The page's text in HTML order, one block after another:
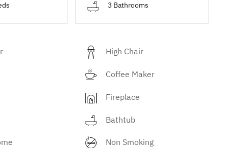
3 Bathrooms
High Chair
Coffee Maker
Fireplace
Bathtub
Non Smoking